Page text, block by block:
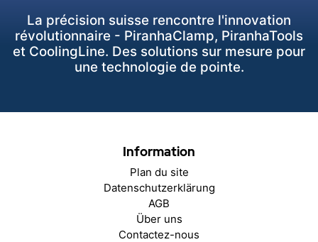
La précision suisse rencontre l'innovation
révolutionnaire - PiranhaClamp, PiranhaTools
et CoolingLine. Des solutions sur mesure pour
une technologie de pointe.
Information
Plan du site
Datenschutzerklärung
AGB
Über uns
Contactez-nous